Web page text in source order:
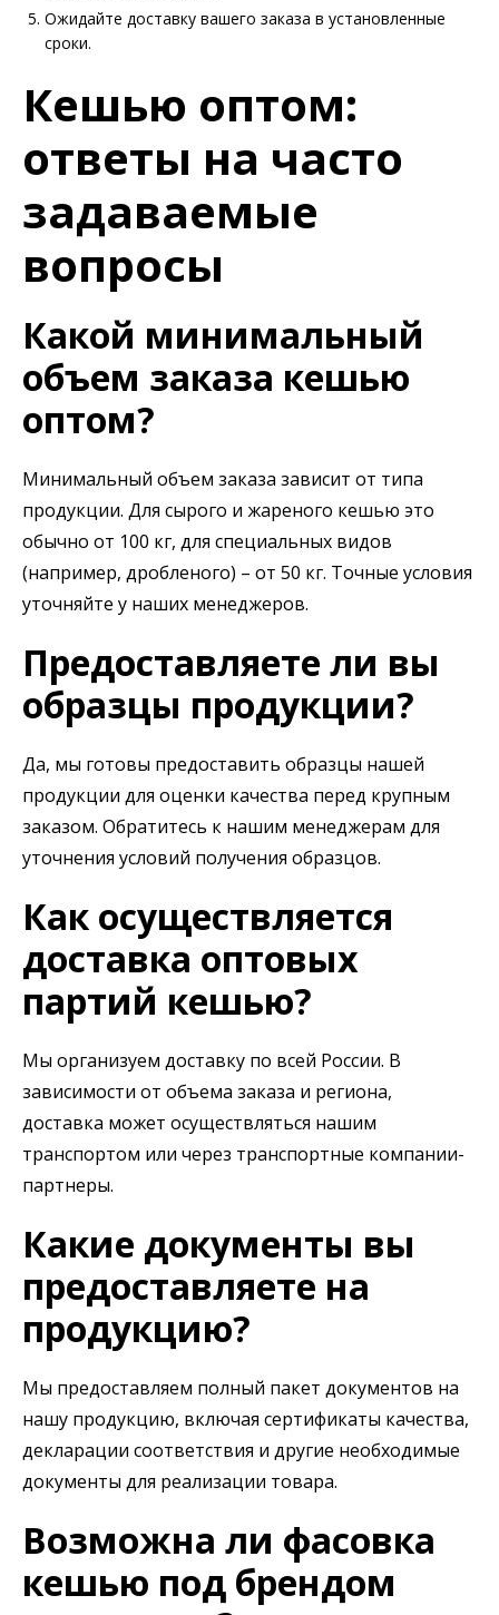
Ожидайте доставку вашего заказа в установленные
сроки.
Кешью оптом:
ответы на часто
задаваемые
вопросы
Какой минимальный
объем заказа кешью
оптом?
Минимальный объем заказа зависит от типа
продукции. Для сырого и жареного кешью это
обычно от 100 кг, для специальных видов
(например, дробленого) – от 50 кг. Точные условия
уточняйте у наших менеджеров.
Предоставляете ли вы
образцы продукции?
Да, мы готовы предоставить образцы нашей
продукции для оценки качества перед крупным
заказом. Обратитесь к нашим менеджерам для
уточнения условий получения образцов.
Как осуществляется
доставка оптовых
партий кешью?
Мы организуем доставку по всей России. В
зависимости от объема заказа и региона,
доставка может осуществляться нашим
транспортом или через транспортные компании-
партнеры.
Какие документы вы
предоставляете на
продукцию?
Мы предоставляем полный пакет документов на
нашу продукцию, включая сертификаты качества,
декларации соответствия и другие необходимые
документы для реализации товара.
Возможна ли фасовка
кешью под брендом